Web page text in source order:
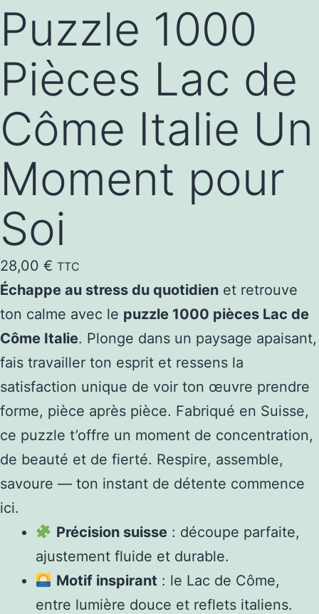
Puzzle 1000
Pièces Lac de
Côme Italie Un
Moment pour
Soi
28,00 € TTC
Échappe au stress du quotidien et retrouve
ton calme avec le puzzle 1000 pièces Lac de
Côme Italie. Plonge dans un paysage apaisant,
fais travailler ton esprit et ressens la
satisfaction unique de voir ton œuvre prendre
forme, pièce après pièce. Fabriqué en Suisse,
ce puzzle t’offre un moment de concentration,
de beauté et de fierté. Respire, assemble,
savoure — ton instant de détente commence
ici.
Précision suisse: découpe parfaite,
ajustement fluide et durable.
Motif inspirant : le Lac de Côme,
entre lumière douce et reflets italiens.